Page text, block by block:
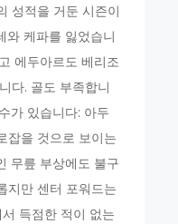
성적을 거둔 시즌이
와 케파를 잃었습니
에두아르도 베리조
다. 골도 부족합니
가 있습니다: 아두
잡을 것으로 보이는
무릎 부상에도 불구
지만 센터 포워드는
득점한 적이 없는